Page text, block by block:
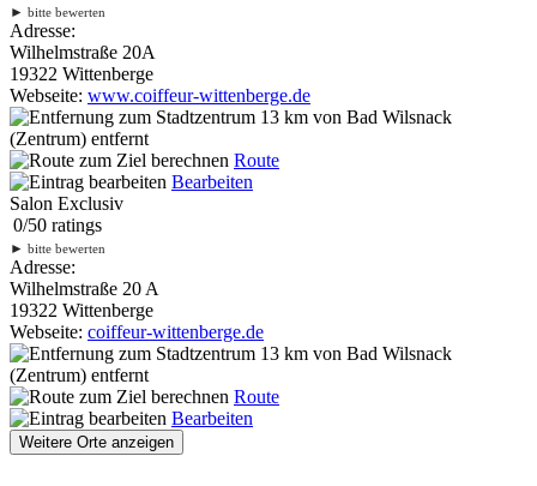
► bitte bewerten
Adresse:
Wilhelmstraße 20A
19322 Wittenberge
Webseite: www.coiffeur-wittenberge.de
13 km von Bad Wilsnack
(Zentrum) entfernt
Route
Bearbeiten
Salon Exclusiv
0/50 ratings
► bitte bewerten
Adresse:
Wilhelmstraße 20 A
19322 Wittenberge
Webseite: coiffeur-wittenberge.de
13 km von Bad Wilsnack
(Zentrum) entfernt
Route
Bearbeiten
Weitere Orte anzeigen